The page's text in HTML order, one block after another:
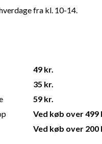
fra kl. 10-14.
49 kr.
35 kr.
59 kr.
Ved køb over 499
Ved køb over 200